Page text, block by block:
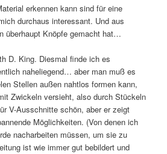
erkennen kann sind für eine
durchaus interessant. Und aus
überhaupt Knöpfe gemacht hat…
D. King. Diesmal finde ich es
naheliegend… aber man muß es
Stellen außen nahtlos formen kann,
Zwickeln versieht, also durch Stückeln
V-Ausschnitte schön, aber er zeigt
Möglichkeiten. (Von denen ich
nacharbeiten müssen, um sie zu
ist wie immer gut bebildert und